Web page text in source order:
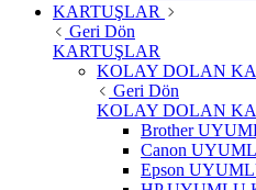
KARTUŞLAR
Geri Dön
KARTUŞLAR
KOLAY DOLAN
Geri Dön
KOLAY DOLAN
Brother
Canon
Epson